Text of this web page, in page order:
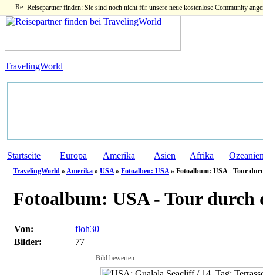
Reisepartner finden: Sie sind noch nicht für unsere neue kostenlose Community
TravelingWorld
Startseite Europa Amerika Asien Afrika
TravelingWorld »Amerika » USA» Fotoalben: USA» Fotoalbum: USA - Tour
Fotoalbum: USA - Tour durch
Von:
floh30
Bilder:
77
Bild bewerten: